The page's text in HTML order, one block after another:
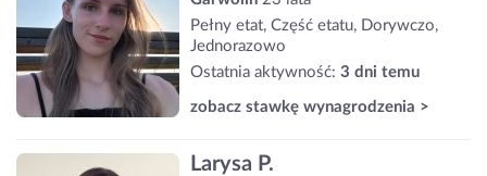
Pełny etat, Część etatu, Dorywczo,
Jednorazowo
Ostatnia aktywność: 3 dni temu
zobacz stawkę wynagrodzenia >
Larysa P.